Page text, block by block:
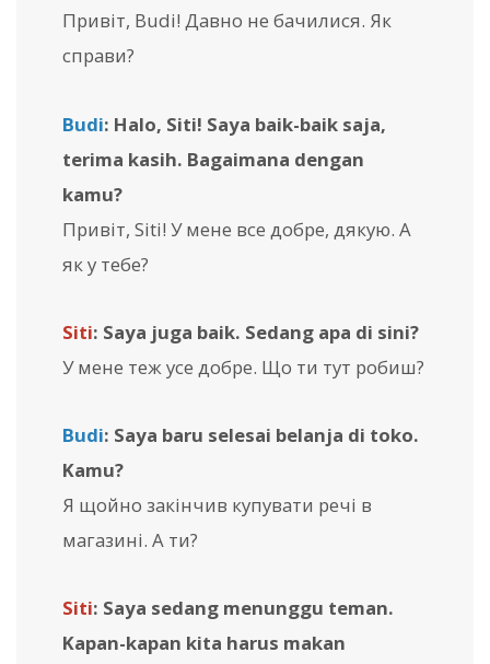
Привіт, Budi! Давно не бачилися. Як
справи?
Budi: Halo, Siti! Saya baik-baik saja,
terima kasih. Bagaimana dengan
kamu?
Привіт, Siti! У мене все добре, дякую. А
як у тебе?
Siti: Saya juga baik. Sedang apa di sini?
У мене теж усе добре. Що ти тут робиш?
Budi: Saya baru selesai belanja di toko.
Kamu?
Я щойно закінчив купувати речі в
магазині. А ти?
Siti: Saya sedang menunggu teman.
Kapan-kapan kita harus makan